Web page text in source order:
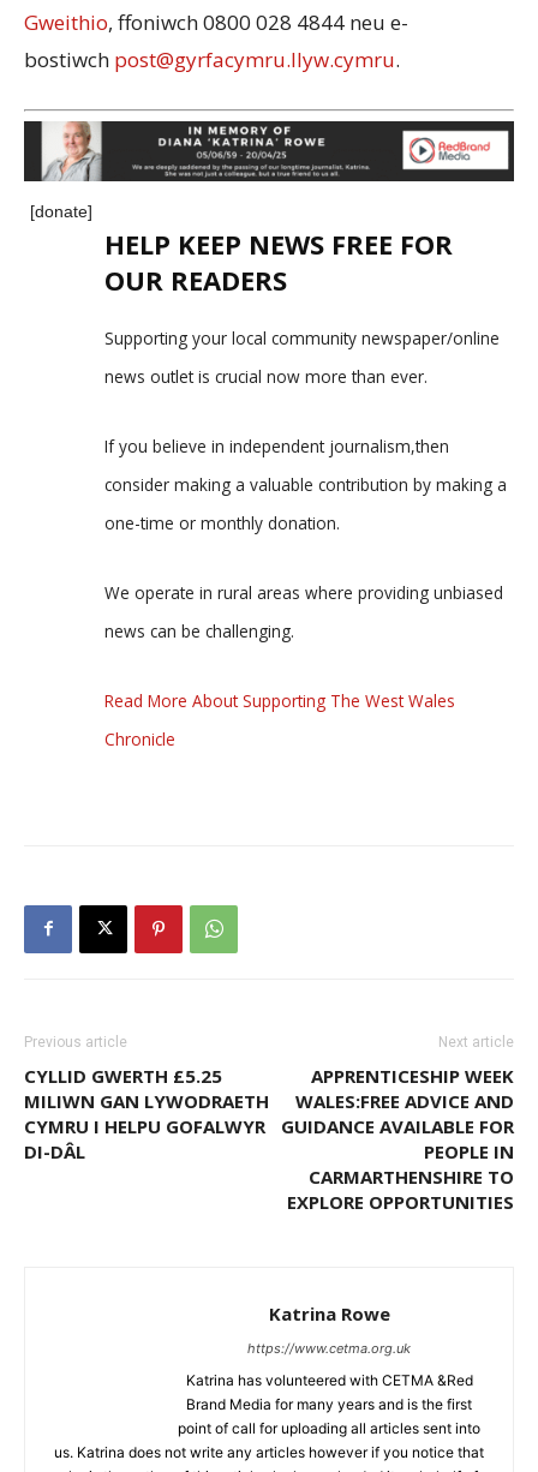
Gweithio, ffoniwch 0800 028 4844 neu e-
bostiwch post@gyrfacymru.llyw.cymru.
[donate]
HELP KEEP NEWS FREE FOR
OUR READERS
Supporting your local community newspaper/online
news outlet is crucial now more than ever.
If you believe in independent journalism,then
consider making a valuable contribution by making a
one-time or monthly donation.
We operate in rural areas where providing unbiased
news can be challenging.
Read More About Supporting The West Wales
Chronicle
Previous article
CYLLID GWERTH £5.25
MILIWN GAN LYWODRAETH
CYMRU I HELPU GOFALWYR
DI-DÂL
Next article
APPRENTICESHIP WEEK
WALES:FREE ADVICE AND
GUIDANCE AVAILABLE FOR
PEOPLE IN
CARMARTHENSHIRE TO
EXPLORE OPPORTUNITIES
Katrina Rowe
https://www.cetma.org.uk
Katrina has volunteered with CETMA &Red
Brand Media for many years and is the first
point of call for uploading all articles sent into
us. Katrina does not write any articles however if you notice that